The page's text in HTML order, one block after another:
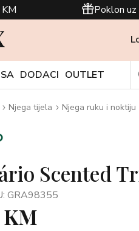
Poklon uz
DODACI OUTLET
Njega tijela Njega ruku i noktiju
Scented
GRA98355
KM